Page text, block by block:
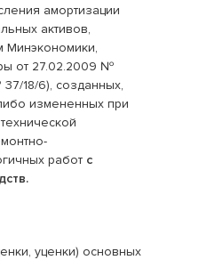
амортизации
активов,
Минэкономики,
от 27.02.2009 №
18/6), созданных,
измененных при
работ с
уценки) основных